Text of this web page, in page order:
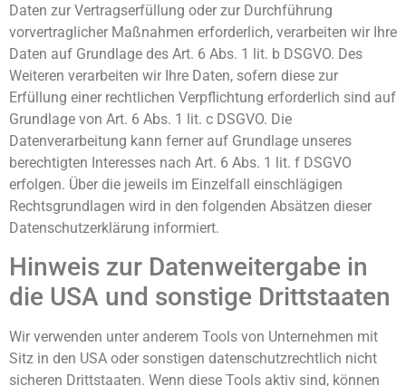
Daten zur Vertragserfüllung oder zur Durchführung
vorvertraglicher Maßnahmen erforderlich, verarbeiten wir Ihre
Daten auf Grundlage des Art. 6 Abs. 1 lit. b DSGVO. Des
Weiteren verarbeiten wir Ihre Daten, sofern diese zur
Erfüllung einer rechtlichen Verpflichtung erforderlich sind auf
Grundlage von Art. 6 Abs. 1 lit. c DSGVO. Die
Datenverarbeitung kann ferner auf Grundlage unseres
berechtigten Interesses nach Art. 6 Abs. 1 lit. f DSGVO
erfolgen. Über die jeweils im Einzelfall einschlägigen
Rechtsgrundlagen wird in den folgenden Absätzen dieser
Datenschutzerklärung informiert.
Hinweis zur Datenweitergabe in
die USA und sonstige Drittstaaten
Wir verwenden unter anderem Tools von Unternehmen mit
Sitz in den USA oder sonstigen datenschutzrechtlich nicht
sicheren Drittstaaten. Wenn diese Tools aktiv sind, können